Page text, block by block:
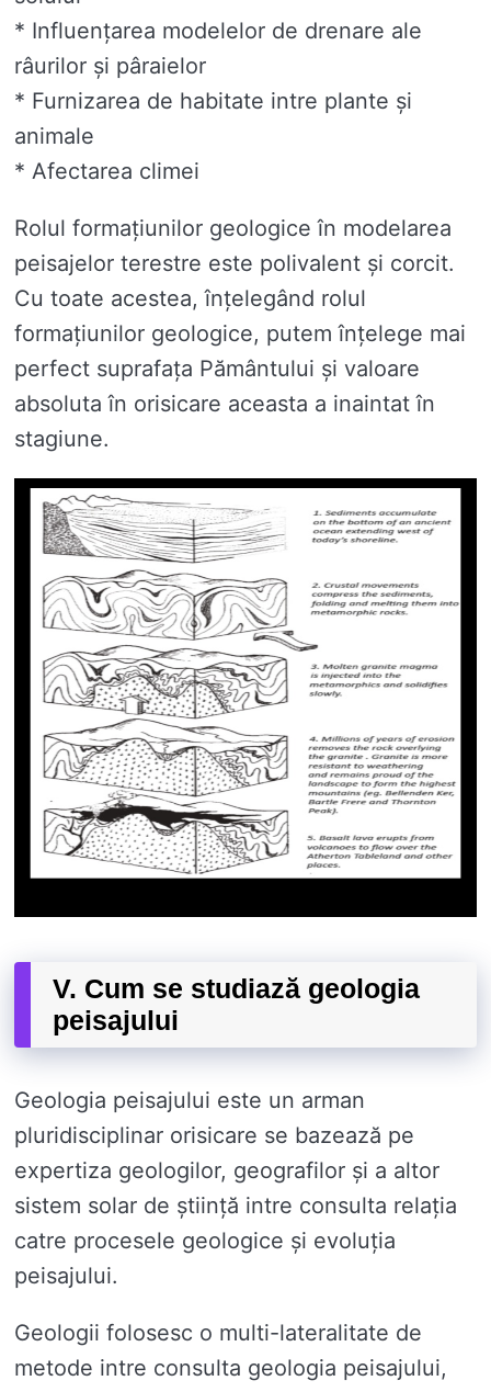
* Influențarea modelelor de drenare ale
râurilor și pâraielor
* Furnizarea de habitate intre plante și
animale
* Afectarea climei
Rolul formațiunilor geologice în modelarea
peisajelor terestre este polivalent și corcit.
Cu toate acestea, înțelegând rolul
formațiunilor geologice, putem înțelege mai
perfect suprafața Pământului și valoare
absoluta în orisicare aceasta a inaintat în
stagiune.
V. Cum se studiază geologia
peisajului
Geologia peisajului este un arman
pluridisciplinar orisicare se bazează pe
expertiza geologilor, geografilor și a altor
sistem solar de știință intre consulta relația
catre procesele geologice și evoluția
peisajului.
Geologii folosesc o multi-lateralitate de
metode intre consulta geologia peisajului,